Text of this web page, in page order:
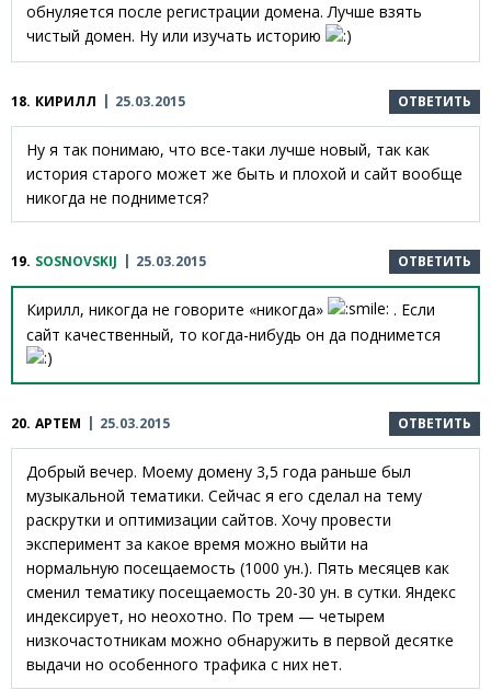
обнуляется после регистрации домена. Лучше взять
чистый домен. Ну или изучать историю
18. КИРИЛЛ 25.03.2015 ОТВЕТИТЬ
Ну я так понимаю, что все-таки лучше новый, так как
история старого может же быть и плохой и сайт вообще
никогда не поднимется?
19. SOSNOVSKIJ 25.03.2015 ОТВЕТИТЬ
Кирилл, никогда не говорите «никогда»
. Если
сайт качественный, то когда-нибудь он да поднимется
20. АРТЕМ 25.03.2015 ОТВЕТИТЬ
Добрый вечер. Моему домену 3,5 года раньше был
музыкальной тематики. Сейчас я его сделал на тему
раскрутки и оптимизации сайтов. Хочу провести
эксперимент за какое время можно выйти на
нормальную посещаемость (1000 ун.). Пять месяцев как
сменил тематику посещаемость 20-30 ун. в сутки. Яндекс
индексирует, но неохотно. По трем — четырем
низкочастотникам можно обнаружить в первой десятке
выдачи но особенного трафика с них нет.